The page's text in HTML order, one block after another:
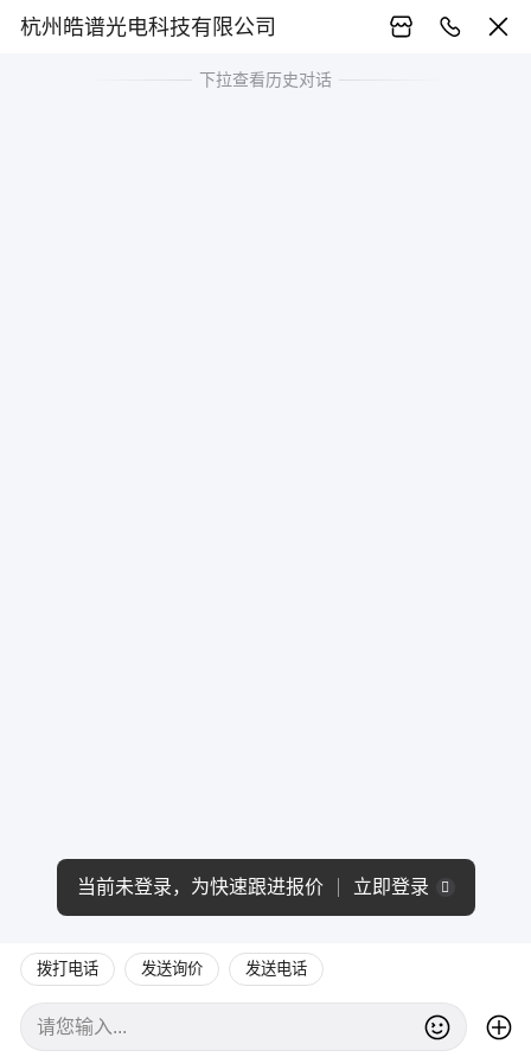
杭州皓谱光电科技有限公司
下拉查看历史对话
拨打电话 发送询价 发送电话
当前未登录，为快速跟进报价 立即登录